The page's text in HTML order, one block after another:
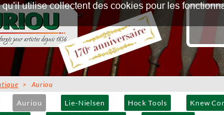
Auriou Lie-Nielsen Hock Tools Knew
> Auriou
utilise collectent des cookies pour les